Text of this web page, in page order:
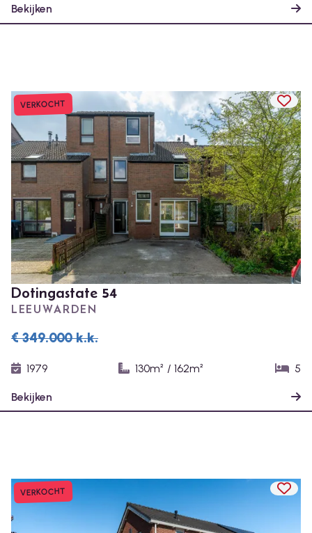
Bekijken
VERKOCHT
Dotingastate 54
LEEUWARDEN
€ 349.000k.k.
1979 130m² / 162m² 5
Bekijken
VERKOCHT